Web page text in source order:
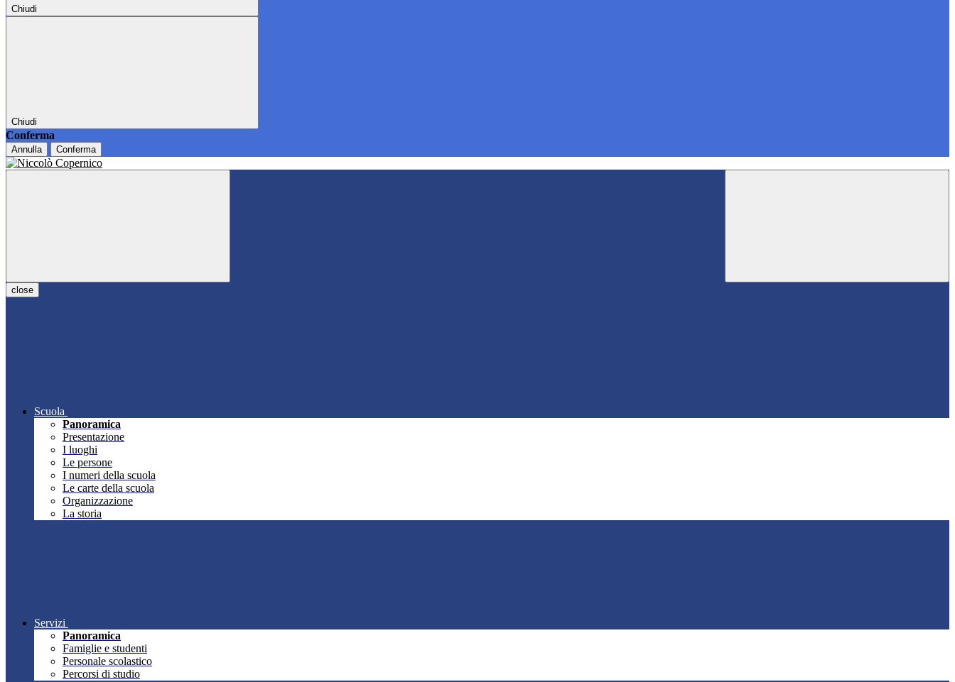
Chiudi
Chiudi
Conferma
Annulla Conferma
close
Scuola
Panoramica
Presentazione
I luoghi
Le persone
I numeri della scuola
Le carte della scuola
Organizzazione
La storia
Servizi
Panoramica
Famiglie e studenti
Personale scolastico
Percorsi di studio